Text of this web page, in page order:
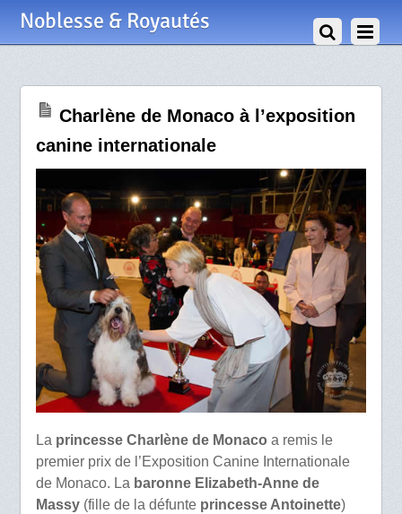
Noblesse & Royautés
Charlène de Monaco à l’exposition
canine internationale
La princesse Charlène de Monaco a remis le
premier prix de l’Exposition Canine Internationale
de Monaco. La baronne Elizabeth-Anne de
Massy(fille de la défunte princesse Antoinette)